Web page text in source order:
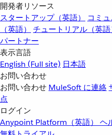
開発者リソース
スタートアップ（英語）
コミュ
（英語）
チュートリアル（英語
パートナー
表示言語
English (Full site) 日本語
お問い合わせ
お問い合わせ MuleSoft に連絡
点
ログイン
Anypoint Platform（英語） ヘ